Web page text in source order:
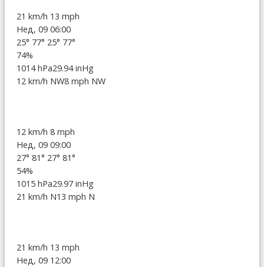
21 km/h 13 mph
Нед, 09 06:00
25° 77° 25° 77°
74%
1014 hPa29.94 inHg
12 km/h NW8 mph NW
12 km/h 8 mph
Нед, 09 09:00
27° 81° 27° 81°
54%
1015 hPa29.97 inHg
21 km/h N13 mph N
21 km/h 13 mph
Нед, 09 12:00